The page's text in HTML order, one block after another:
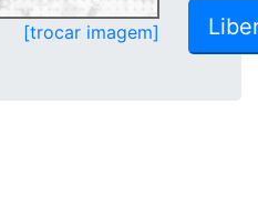
[trocar imagem]